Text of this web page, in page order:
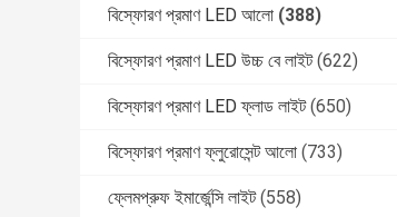
বিস্ফোরণ প্রমাণ LED আলো (388)
বিস্ফোরণ প্রমাণ LED উচ্চ বে লাইট (622)
বিস্ফোরণ প্রমাণ LED ফ্লাড লাইট (650)
বিস্ফোরণ প্রমাণ ফ্লুরোসেন্ট আলো (733)
ফ্লেমপ্রুফ ইমার্জেন্সি লাইট (558)